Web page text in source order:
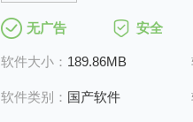
无广告 安全
软件大小： 189.86MB
软件类别： 国产软件